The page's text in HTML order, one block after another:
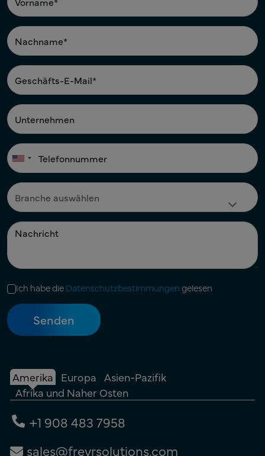
Ich habe dieDatenschutzbestimmungen gelesen
Amerika Europa Asien-Pazifik
Afrika und Naher Osten
+1 908 483 7958
sales@freyrsolutions.com